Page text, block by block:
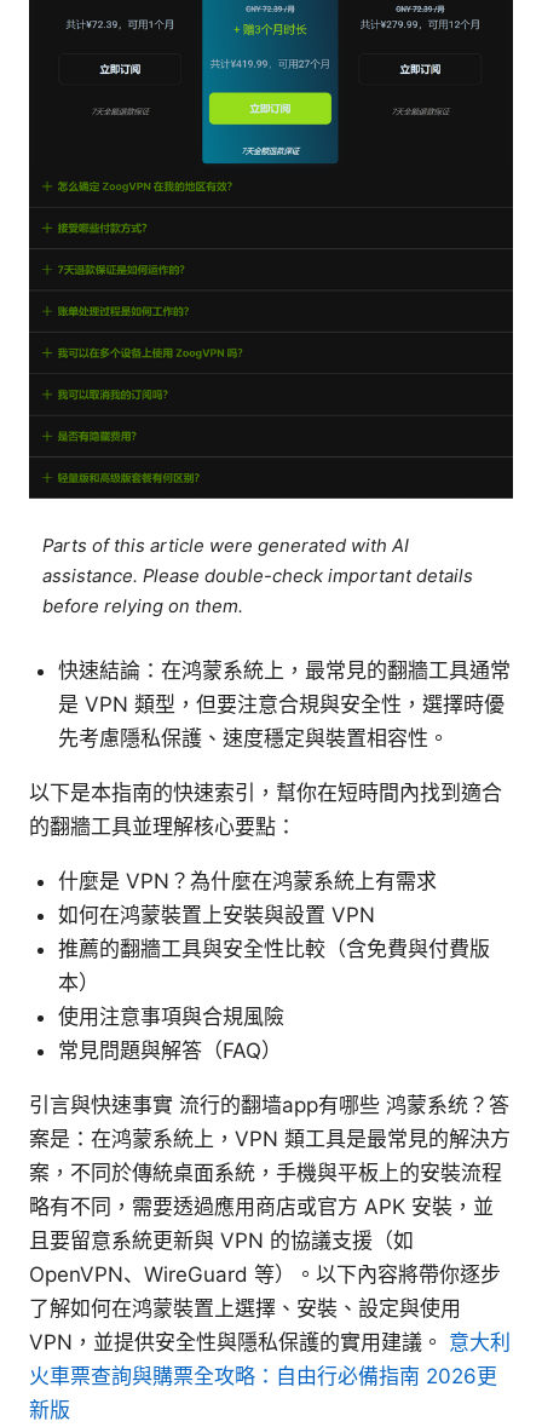
Parts of this article were generated with AI
assistance. Please double-check important details
before relying on them.
快速結論：在鸿蒙系統上，最常見的翻牆工具通常
是 VPN 類型，但要注意合規與安全性，選擇時優
先考慮隱私保護、速度穩定與裝置相容性。
以下是本指南的快速索引，幫你在短時間內找到適合
的翻牆工具並理解核心要點：
什麼是 VPN？為什麼在鸿蒙系統上有需求
如何在鸿蒙裝置上安裝與設置 VPN
推薦的翻牆工具與安全性比較（含免費與付費版
本）
使用注意事項與合規風險
常見問題與解答（FAQ）
引言與快速事實 流行的翻墙app有哪些 鸿蒙系统？答
案是：在鸿蒙系統上，VPN 類工具是最常見的解決方
案，不同於傳統桌面系統，手機與平板上的安裝流程
略有不同，需要透過應用商店或官方 APK 安裝，並
且要留意系統更新與 VPN 的協議支援（如
OpenVPN、WireGuard 等）。以下內容將帶你逐步
了解如何在鸿蒙裝置上選擇、安裝、設定與使用
VPN，並提供安全性與隱私保護的實用建議。 意大利
火車票查詢與購票全攻略：自由行必備指南 2026更
新版